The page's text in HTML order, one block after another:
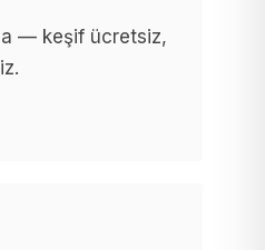
— keşif ücretsiz,